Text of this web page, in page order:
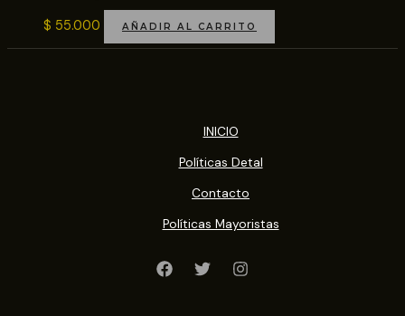
$ 55.000 AÑADIR AL CARRITO
INICIO
Políticas Detal
Contacto
Políticas Mayoristas